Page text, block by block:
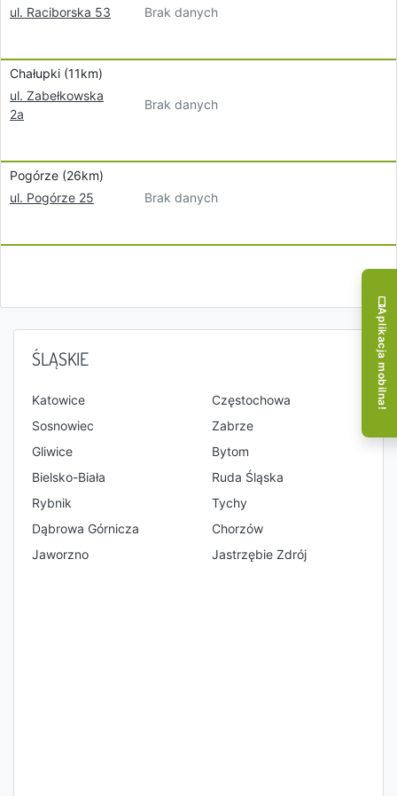
ul. Raciborska 53
Brak danych
Chałupki (11km)
ul. Zabełkowska
2a
Brak danych
Pogórze (26km)
ul. Pogórze 25
Brak danych
ŚLĄSKIE
Katowice
Częstochowa
Sosnowiec
Zabrze
Gliwice
Bytom
Bielsko-Biała
Ruda Śląska
Rybnik
Tychy
Dąbrowa Górnicza
Chorzów
Jaworzno
Jastrzębie Zdrój
Aplikacja mobilna!